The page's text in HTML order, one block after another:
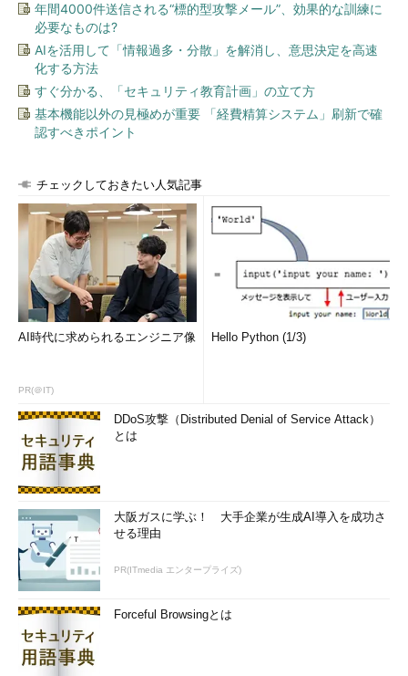
年間4000件送信される“標的型攻撃メール”、効果的な訓練に
必要なものは?
AIを活用して「情報過多・分散」を解消し、意思決定を高速
化する方法
すぐ分かる、「セキュリティ教育計画」の立て方
基本機能以外の見極めが重要 「経費精算システム」刷新で確
認すべきポイント
チェックしておきたい人気記事
AI時代に求められるエンジニア像
PR(＠IT)
Hello Python (1/3)
DDoS攻撃（Distributed Denial of Service Attack）
とは
大阪ガスに学ぶ！ 大手企業が生成AI導入を成功さ
せる理由
PR(ITmedia エンタープライズ)
Forceful Browsingとは